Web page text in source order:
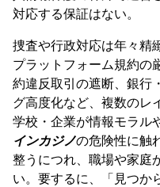
対応する保証はない。
捜査や行政対応は年々精
プラットフォーム規約の
約違反取引の遮断、銀行
グ高度化など、複数のレ
学校・企業が情報モラル
インカジノの危険性に触
整うにつれ、職場や家庭
い。要するに、「見つか